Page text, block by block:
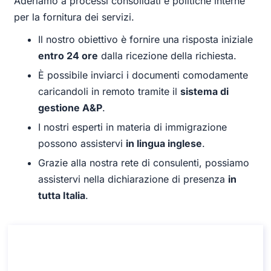
per la fornitura dei servizi.
Il nostro obiettivo è fornire una risposta iniziale
entro 24 ore dalla ricezione della richiesta.
È possibile inviarci i documenti comodamente
caricandoli in remoto tramite ilsistema di
gestione A&P.
I nostri esperti in materia di immigrazione
possono assistervi in lingua inglese.
Grazie alla nostra rete di consulenti, possiamo
assistervi nella dichiarazione di presenza in
tutta Italia.